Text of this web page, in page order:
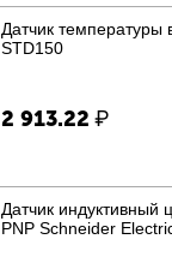
Датчик температуры
STD150
2 913.22 ₽
Датчик индуктивный
PNP Schneider